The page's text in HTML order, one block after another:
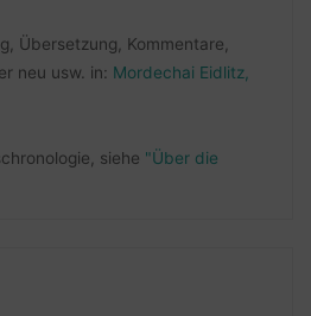
Übersetzung, Kommentare,
neu usw. in: Mordechai Eidlitz,
siehe "Über die